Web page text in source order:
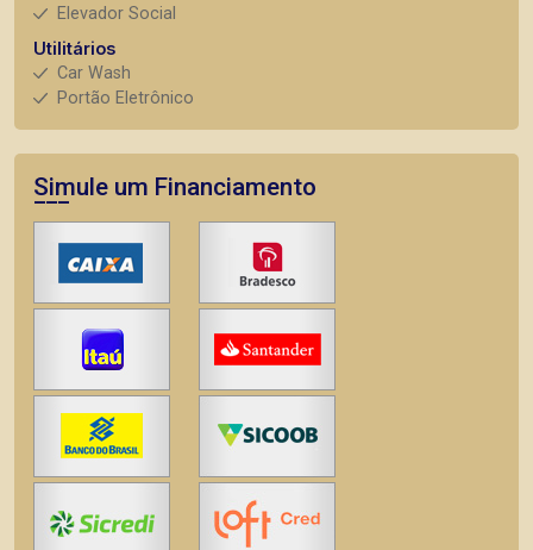
Elevador Social
Utilitários
Car Wash
Portão Eletrônico
Simule um Financiamento